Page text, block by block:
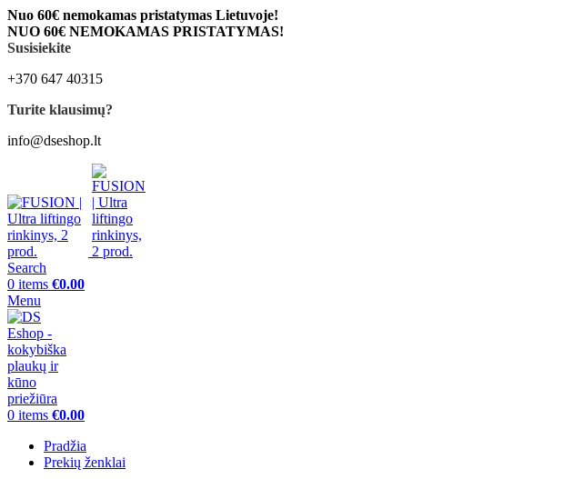
Nuo 60€ nemokamas pristatymas Lietuvoje!
NUO 60€ NEMOKAMAS PRISTATYMAS!
Susisiekite
+370 647 40315
Turite klausimų?
info@dseshop.lt
Search
0 items €0.00
Menu
0 items €0.00
Pradžia
Prekių ženklai